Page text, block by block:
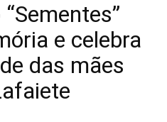
e celebra
das mães